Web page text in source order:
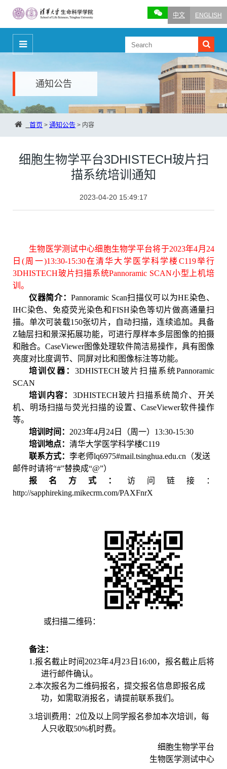
中文 ENGLISH
通知公告
首页 > 通知公告 > 内容
细胞生物学平台3DHISTECH玻片扫
描系统培训通知
2023-04-20 15:49:17
生物医学测试中心细胞生物学平台将于2023年4月 24
日(周一)13:30-15:30在清华大学医学科学楼C119举行
3DHISTECH玻片扫描系统Pannoramic SCAN小型上机培
训。
仪器简介：Pannoramic Scan扫描仪可以为HE染色、
IHC染色、免疫荧光染色和FISH染色等切片做高通量扫
描。单次可装载150张切片，自动扫描，连续追加。具备
Z轴层扫和景深拓展功能，可进行厚样本多层图像的拍摄
和融合。CaseViewer图像处理软件简洁易操作，具有图像
亮度对比度调节、同屏对比和图像标注等功能。
培训仪器： 3DHISTECH玻片扫描系统Pannoramic
SCAN
培训内容： 3DHISTECH玻片扫描系统简介、 开关
机、明场扫描与荧光扫描的设置、CaseViewer软件操作
等。
培训时间： 2023年4月24日（周一）13:30-1 5:30
培训地点： 清华大学医学科学楼C119
联系方式： 李老师lq6975#mail.tsinghua.edu.cn （发送
邮件时请将“#”替换成“@”）
报名方式：访问链接：
http://sapphireking.mikecrm.com/PAXFnrX
或扫描二维码：
备注：
1.报名截止时间 2023年4月23 日16:00，报名截止后将
进行邮件确认。
2.本次报名为二维码报名，提交报名信息即报名成
功，如需取消报名，请提前联系我们。
3.培训费用：2位及以上同学报名参加本次培训，每
人只收取50%机时费。
细胞生物学平台
生物医学测试中心